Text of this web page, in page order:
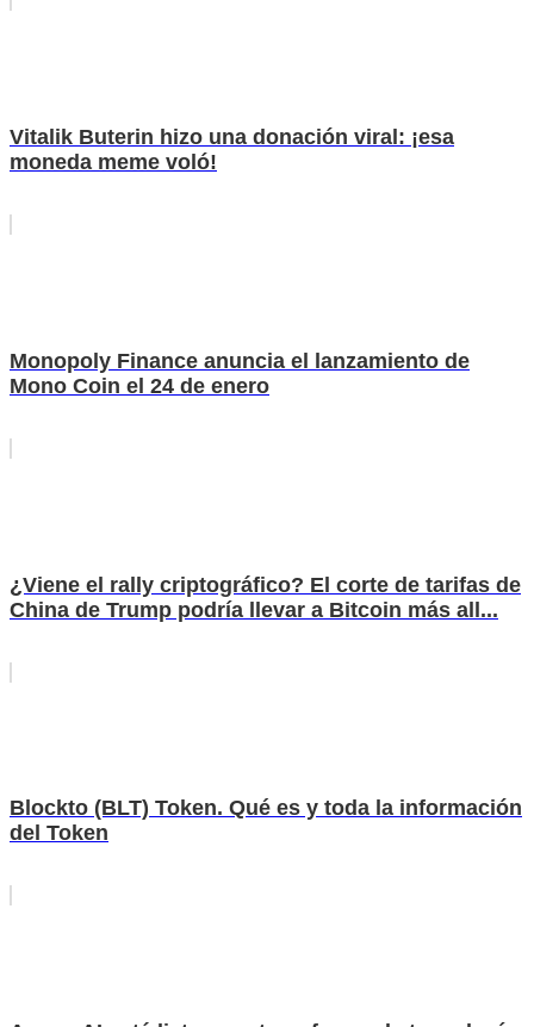
Vitalik Buterin hizo una donación viral: ¡esa
moneda meme voló!
Monopoly Finance anuncia el lanzamiento de
Mono Coin el 24 de enero
¿Viene el rally criptográfico? El corte de tarifas de
China de Trump podría llevar a Bitcoin más all...
Blockto (BLT) Token. Qué es y toda la información
del Token